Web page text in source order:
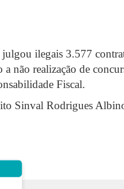
ilegais 3.577
não realização de
Fiscal.
Sinval Rodrigues